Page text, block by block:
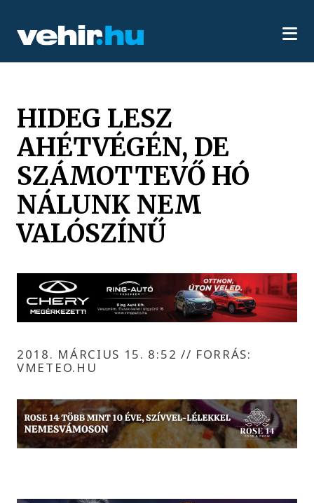
HIDEG LESZ
AHÉTVÉGÉN, DE
SZÁMOTTEVŐ HÓ
NÁLUNK NEM
VALÓSZÍNŰ
2018. MÁRCIUS 15. 8:52 // FORRÁS:
VMETEO.HU